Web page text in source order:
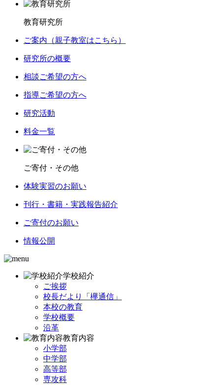
教育研究所
ご案内（親子教室はこちら）
研究所の概要
相談ご希望の方へ
指導ご希望の方へ
研究活動
料金一覧
ご寄付・その他
体験実習のお願い
刊行・書籍・実践報告紹介
ご寄付のお願い
情報公開
学校紹介
ご挨拶
校長だより「欅通信」
本校の教育
学校概要
沿革
教育内容
小学部
中学部
高等部
専攻科